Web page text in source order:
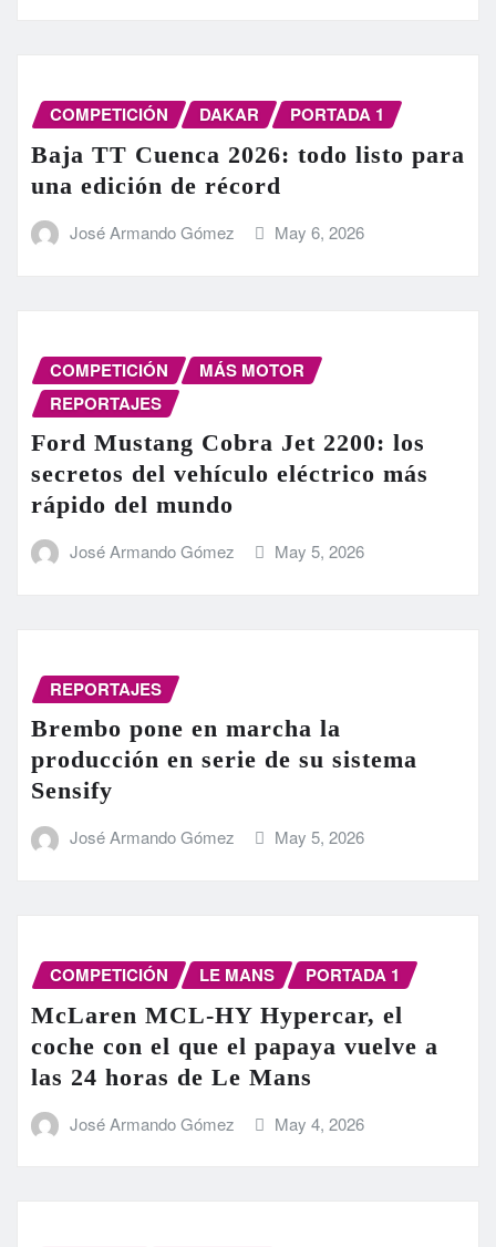
COMPETICIÓN DAKAR PORTADA 1
Baja TT Cuenca 2026: todo listo para
una edición de récord
José Armando Gómez May 6, 2026
COMPETICIÓN
MÁS MOTOR
REPORTAJES
Ford Mustang Cobra Jet 2200: los
secretos del vehículo eléctrico más
rápido del mundo
José Armando Gómez May 5, 2026
REPORTAJES
Brembo pone en marcha la
producción en serie de su sistema
Sensify
José Armando Gómez May 5, 2026
COMPETICIÓN LE MANS PORTADA 1
McLaren MCL-HY Hypercar, el
coche con el que el papaya vuelve a
las 24 horas de Le Mans
José Armando Gómez May 4, 2026